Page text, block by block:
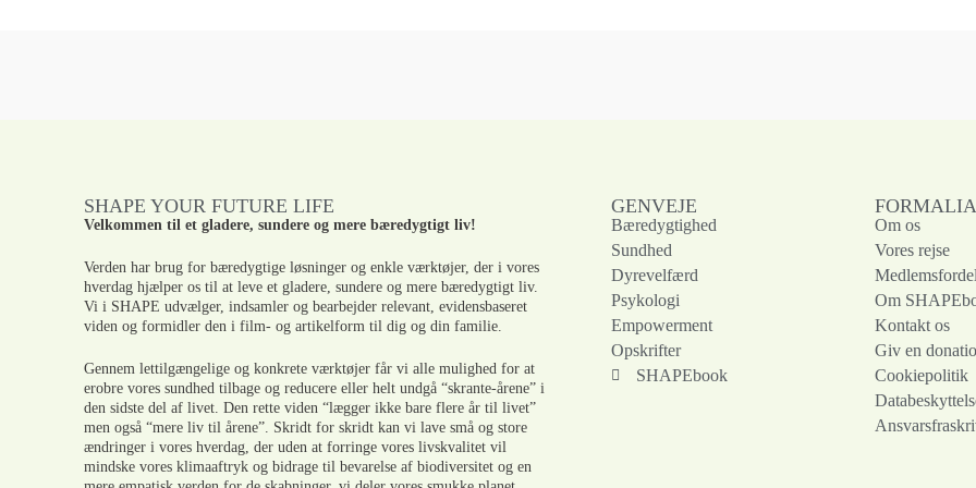
SHAPE YOUR FUTURE LIFE
Velkommen til et gladere, sundere og mere bæredygtigt liv!
Verden har brug for bæredygtige løsninger og enkle værktøjer, der i vores
hverdag hjælper os til at leve et gladere, sundere og mere bæredygtigt liv.
Vi i SHAPE udvælger, indsamler og bearbejder relevant, evidensbaseret
viden og formidler den i film- og artikelform til dig og din familie.
Gennem lettilgængelige og konkrete værktøjer får vi alle mulighed for at
erobre vores sundhed tilbage og reducere eller helt undgå “skrante-årene” i
den sidste del af livet. Den rette viden “lægger ikke bare flere år til livet”
men også “mere liv til årene”. Skridt for skridt kan vi lave små og store
ændringer i vores hverdag, der uden at forringe vores livskvalitet vil
mindske vores klimaaftryk og bidrage til bevarelse af biodiversitet og en
GENVEJE
Bæredygtighed
Sundhed
Dyrevelfærd
Psykologi
Empowerment
Opskrifter
SHAPEbook
FORMALIA
Om os
Vores rejse
Om
Kontakt os
Giv en
Cookiepolitik